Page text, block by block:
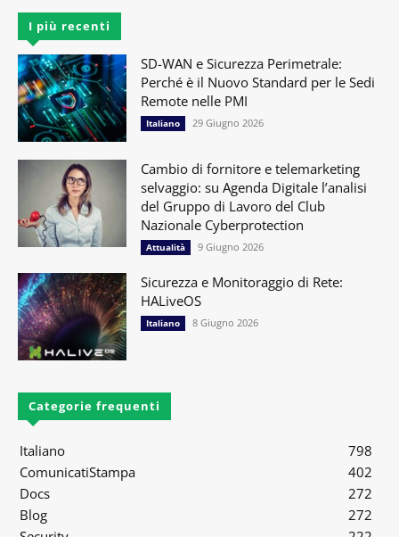
I più recenti
SD-WAN e Sicurezza Perimetrale:
Perché è il Nuovo Standard per le Sedi
Remote nelle PMI
Italiano 29 Giugno 2026
Cambio di fornitore e telemarketing
selvaggio: su Agenda Digitale l’analisi
del Gruppo di Lavoro del Club
Nazionale Cyberprotection
Attualità 9 Giugno 2026
Sicurezza e Monitoraggio di Rete:
HALiveOS
Italiano 8 Giugno 2026
Categorie frequenti
Italiano
798
ComunicatiStampa
402
Docs
272
Blog
272